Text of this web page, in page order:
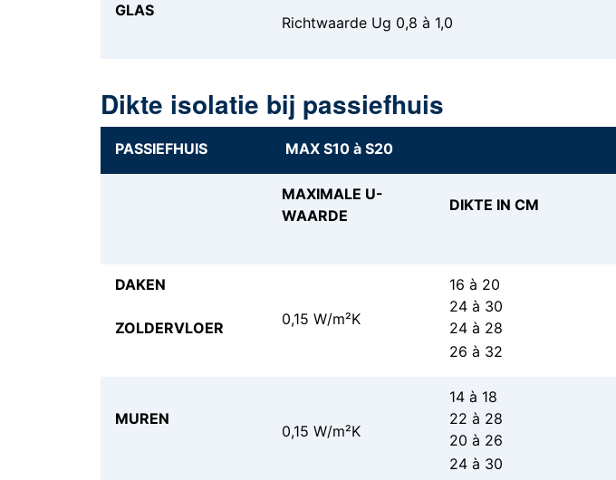
GLAS
Richtwaarde Ug 0,8 à 1,0
Dikte isolatie bij passiefhuis
PASSIEFHUIS MAX S10 à S20
MAXIMALE U-
WAARDE
DIKTE IN CM
DAKEN
ZOLDERVLOER 0,15 W/m²K
16 à 20
24 à 30
24 à 28
26 à 32
MUREN
0,15 W/m²K
14 à 18
22 à 28
20 à 26
24 à 30